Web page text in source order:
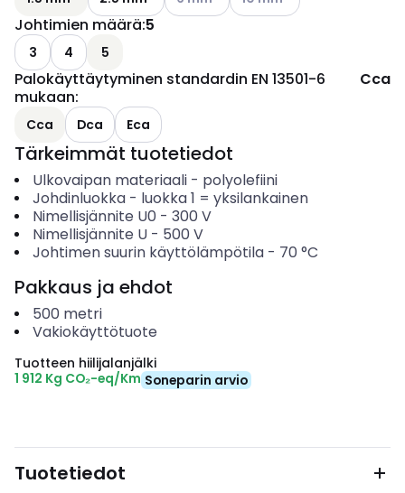
Johtimien määrä:5
3 4 5
Palokäyttäytyminen standardin EN 13501-6
mukaan:
Cca
Cca Dca Eca
Tärkeimmät tuotetiedot
Ulkovaipan materiaali- polyolefiini
Johdinluokka- luokka 1 = yksilankainen
Nimellisjännite U0 - 300 V
Nimellisjännite U- 500 V
Johtimen suurin käyttölämpötila- 70 °C
Pakkaus ja ehdot
500 metri
Vakiokäyttötuote
Tuotteen hiilijalanjälki
1 912 Kg CO₂-eq/Km Soneparin arvio
Tuotetiedot